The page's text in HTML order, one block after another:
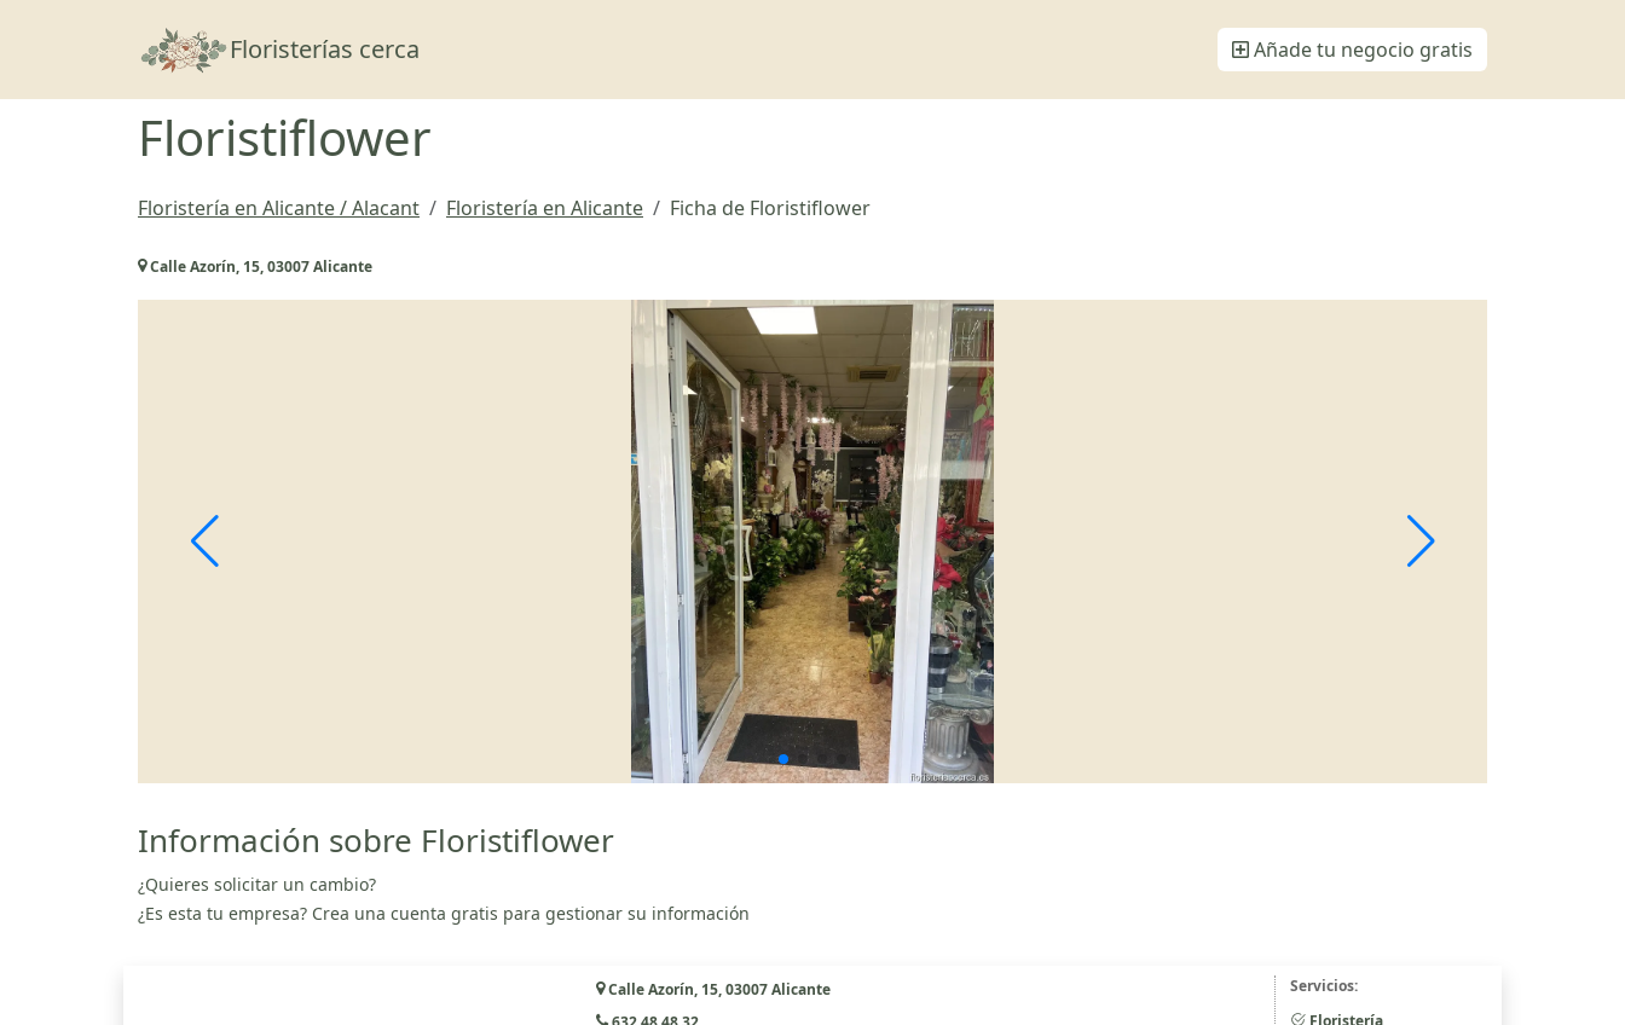
Floristerías cerca Añade tu negocio gratis
Floristiflower
Floristería en Alicante / Alacant Floristería en Alicante Ficha de Floristiflower
Calle Azorín, 15, 03007 Alicante
Información sobre Floristiflower
¿Quieres solicitar un cambio?
¿Es esta tu empresa? Crea una cuenta gratis para gestionar su información
Calle Azorín, 15, 03007 Alicante
Servicios:
Floristería